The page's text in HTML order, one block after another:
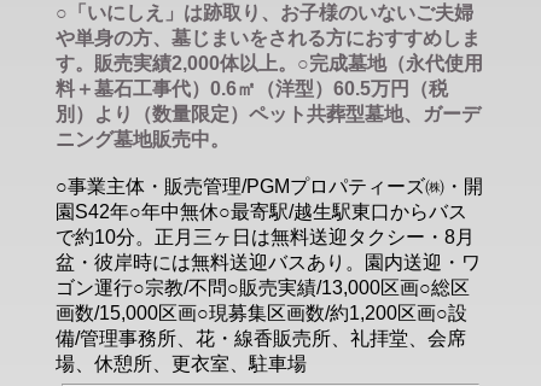
○「いにしえ」は跡取り、お子様のいないご夫婦
や単身の方、墓じまいをされる方におすすめしま
す。販売実績2,000体以上。○完成墓地（永代使用
料＋墓石工事代）0.6㎡（洋型）60.5万円（税
別）より（数量限定）ペット共葬型墓地、ガーデ
ニング墓地販売中。
○事業主体・販売管理/PGMプロパティーズ㈱・開
園S42年○年中無休○最寄駅/越生駅東口からバス
で約10分。正月三ヶ日は無料送迎タクシー・8月
盆・彼岸時には無料送迎バスあり。園内送迎・ワ
ゴン運行○宗教/不問○販売実績/13,000区画○総区
画数/15,000区画○現募集区画数/約1,200区画○設
備/管理事務所、花・線香販売所、礼拝堂、会席
場、休憩所、更衣室、駐車場